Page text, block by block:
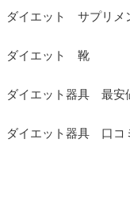
ダイエット サプリメ
ダイエット 靴
ダイエット器具 最
ダイエット器具 口コ